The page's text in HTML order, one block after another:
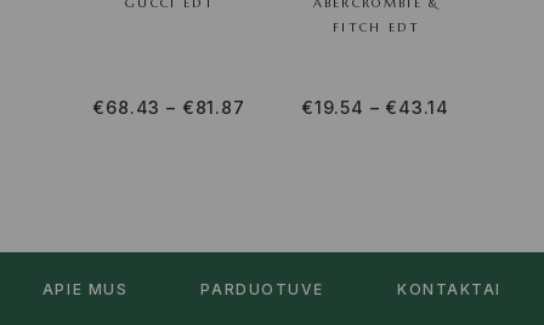
€68.43 – €81.87
FITCH EDT
€19.54 – €43.14
APIE MUS PARDUOTUVĖ KONTAKTAI